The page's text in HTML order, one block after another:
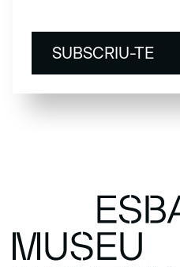
SUBSCRIU-TE
SUBSCRIU-TE